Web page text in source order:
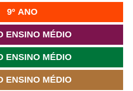
9º ANO
ENSINO MÉDIO
ENSINO MÉDIO
ENSINO MÉDIO